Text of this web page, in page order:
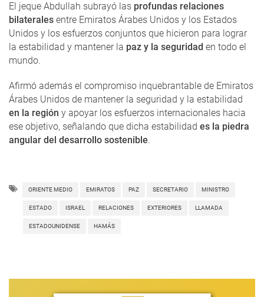
El jeque Abdullah subrayó las profundas relaciones
bilaterales entre Emiratos Árabes Unidos y los Estados
Unidos y los esfuerzos conjuntos que hicieron para lograr
la estabilidad y mantener la paz y la seguridad en todo el
mundo.
Afirmó además el compromiso inquebrantable de Emiratos
Árabes Unidos de mantener la seguridad y la estabilidad
en la región y apoyar los esfuerzos internacionales hacia
ese objetivo, señalando que dicha estabilidad es la piedra
angular del desarrollo sostenible.
ORIENTE MEDIO EMIRATOS PAZ SECRETARIO MINISTRO
ESTADO ISRAEL RELACIONES EXTERIORES LLAMADA
ESTADOUNIDENSE HAMÁS